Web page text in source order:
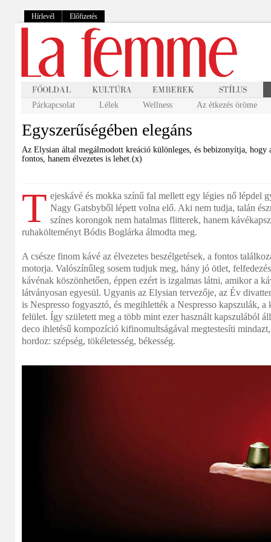
Hírlevél Előfizetés
Párkapcsolat Lélek Wellness Az étkezés öröme
Egyszerűségében elegáns
Az Elysian által megálmodott kreáció különleges, és bebizonyítja, hogy
fontos, hanem élvezetes is lehet.(x)
T ejeskávé és mokka színű fal mellett egy légies nő lépdel
Nagy Gatsbyből lépett volna elő. Aki nem tudja, talán
színes korongok nem hatalmas flitterek, hanem
ruhakölteményt Bódis Boglárka álmodta meg.
A csésze finom kávé az élvezetes beszélgetések, a fontos
motorja. Valószínűleg sosem tudjuk meg, hány jó ötlet,
kávénak köszönhetően, éppen ezért is izgalmas látni, amikor a
látványosan egyesül. Ugyanis az Elysian tervezője, az Év
is Nespresso fogyasztó, és megihlették a Nespresso kapszulák, a
felület. Így született meg a több mint ezer használt kapszulából
deco ihletésű kompozíció kifinomultságával megtestesíti
hordoz: szépség, tökéletesség, békesség.